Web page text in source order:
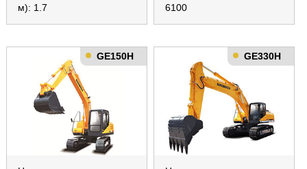
м): 1.7
6100
GE150H GE330H